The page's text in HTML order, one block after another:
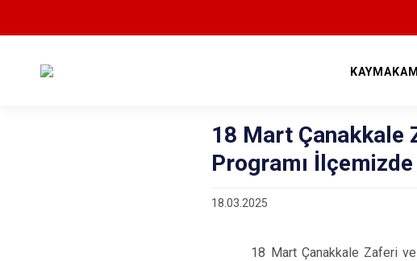
18 Mart Çanakkale
Programı
18.03.2025
18 Mart Çanakkale Zaferi ve